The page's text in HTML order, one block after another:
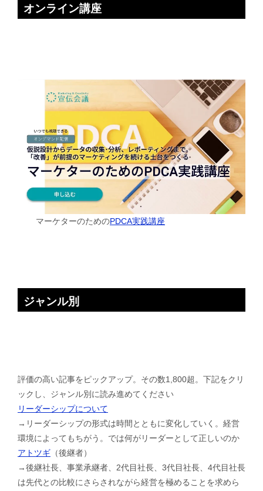
オンライン講座
マーケターのためのPDCA実践講座
ジャンル別
評価の高い記事をピックアップ。その数1,800超。下記をクリ
ックし、ジャンル別に読み進めてください
リーダーシップについて
→リーダーシップの形式は時間とともに変化していく。経営
環境によってもちがう。では何がリーダーとして正しいのか
アトツギ （後継者）
→後継社長、事業承継者、2代目社長、3代目社長、4代目社長
は先代との比較にさらされながら経営を極めることを求めら